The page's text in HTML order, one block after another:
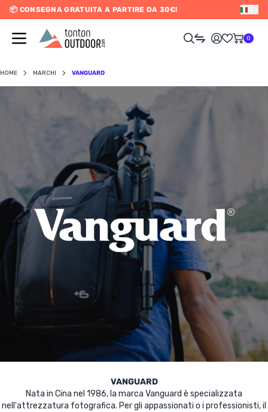
content
📦 CONSEGNA GRATUITA A PARTIRE DA 30€!
0
/ VIAGGIO
/ NUOTO
SPORT
I MIEI PREFERITI
HOME MARCHI VANGUARD
VANGUARD
Nata in Cina nel 1986, la marca Vanguard è specializzata
nell'attrezzatura fotografica. Per gli appassionati o i professionisti, il